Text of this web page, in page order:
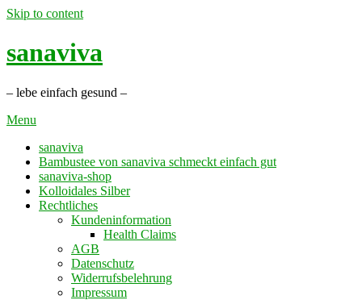
Skip to content
sanaviva
– lebe einfach gesund –
Menu
sanaviva
Bambustee von sanaviva schmeckt einfach gut
sanaviva-shop
Kolloidales Silber
Rechtliches
Kundeninformation
Health Claims
AGB
Datenschutz
Widerrufsbelehrung
Impressum